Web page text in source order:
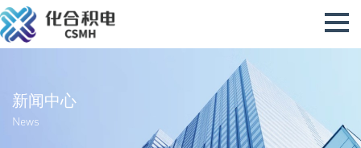
News
新闻中心